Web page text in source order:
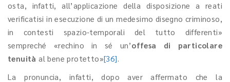
osta, infatti, all’applicazione della disposizione a reati
verificatisi in esecuzione di un medesimo disegno criminoso,
in contesti spazio-temporali del tutto differenti»
sempreché «rechino in sé un’offesa di particolare
tenuità al bene protetto»[36].
La pronuncia, infatti, dopo aver affermato che la